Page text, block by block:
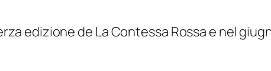
edizione de La Contessa Rossa e nel